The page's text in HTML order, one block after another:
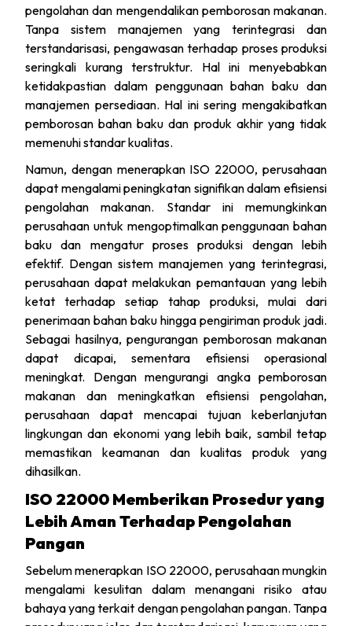
pengolahan dan mengendalikan pemborosan makanan.
Tanpa sistem manajemen yang terintegrasi dan
terstandarisasi, pengawasan terhadap proses produksi
seringkali kurang terstruktur. Hal ini menyebabkan
ketidakpastian dalam penggunaan bahan baku dan
manajemen persediaan. Hal ini sering mengakibatkan
pemborosan bahan baku dan produk akhir yang tidak
memenuhi standar kualitas.
Namun, dengan menerapkan ISO 22000, perusahaan
dapat mengalami peningkatan signifikan dalam efisiensi
pengolahan makanan. Standar ini memungkinkan
perusahaan untuk mengoptimalkan penggunaan bahan
baku dan mengatur proses produksi dengan lebih
efektif. Dengan sistem manajemen yang terintegrasi,
perusahaan dapat melakukan pemantauan yang lebih
ketat terhadap setiap tahap produksi, mulai dari
penerimaan bahan baku hingga pengiriman produk jadi.
Sebagai hasilnya, pengurangan pemborosan makanan
dapat dicapai, sementara efisiensi operasional
meningkat. Dengan mengurangi angka pemborosan
makanan dan meningkatkan efisiensi pengolahan,
perusahaan dapat mencapai tujuan keberlanjutan
lingkungan dan ekonomi yang lebih baik, sambil tetap
memastikan keamanan dan kualitas produk yang
dihasilkan.
ISO 22000 Memberikan Prosedur yang
Lebih Aman Terhadap Pengolahan
Pangan
Sebelum menerapkan ISO 22000, perusahaan mungkin
mengalami kesulitan dalam menangani risiko atau
bahaya yang terkait dengan pengolahan pangan. Tanpa